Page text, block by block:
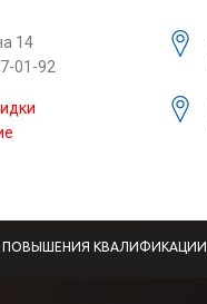
14
01-92
ПОВЫШЕНИЯ КВАЛИФИКАЦИИ